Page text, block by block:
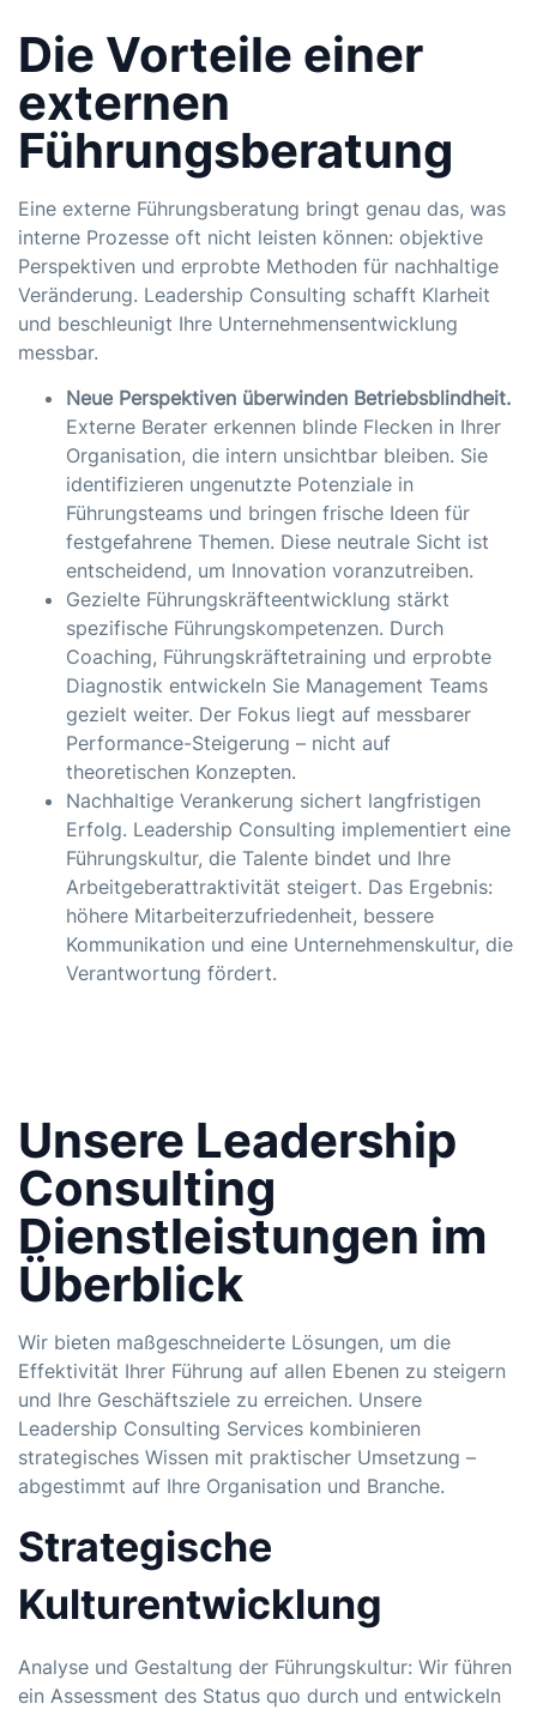
Die Vorteile einer
externen
Führungsberatung
Eine externe Führungsberatung bringt genau das, was
interne Prozesse oft nicht leisten können: objektive
Perspektiven und erprobte Methoden für nachhaltige
Veränderung. Leadership Consulting schafft Klarheit
und beschleunigt Ihre Unternehmensentwicklung
messbar.
Neue Perspektiven überwinden Betriebsblindheit.
Externe Berater erkennen blinde Flecken in Ihrer
Organisation, die intern unsichtbar bleiben. Sie
identifizieren ungenutzte Potenziale in
Führungsteams und bringen frische Ideen für
festgefahrene Themen. Diese neutrale Sicht ist
entscheidend, um Innovation voranzutreiben.
Gezielte Führungskräfteentwicklung stärkt
spezifische Führungskompetenzen. Durch
Coaching, Führungskräftetraining und erprobte
Diagnostik entwickeln Sie Management Teams
gezielt weiter. Der Fokus liegt auf messbarer
Performance-Steigerung – nicht auf
theoretischen Konzepten.
Nachhaltige Verankerung sichert langfristigen
Erfolg. Leadership Consulting implementiert eine
Führungskultur, die Talente bindet und Ihre
Arbeitgeberattraktivität steigert. Das Ergebnis:
höhere Mitarbeiterzufriedenheit, bessere
Kommunikation und eine Unternehmenskultur, die
Verantwortung fördert.
Unsere Leadership
Consulting
Dienstleistungen im
Überblick
Wir bieten maßgeschneiderte Lösungen, um die
Effektivität Ihrer Führung auf allen Ebenen zu steigern
und Ihre Geschäftsziele zu erreichen. Unsere
Leadership Consulting Services kombinieren
strategisches Wissen mit praktischer Umsetzung –
abgestimmt auf Ihre Organisation und Branche.
Strategische
Kulturentwicklung
Analyse und Gestaltung der Führungskultur: Wir führen
ein Assessment des Status quo durch und entwickeln